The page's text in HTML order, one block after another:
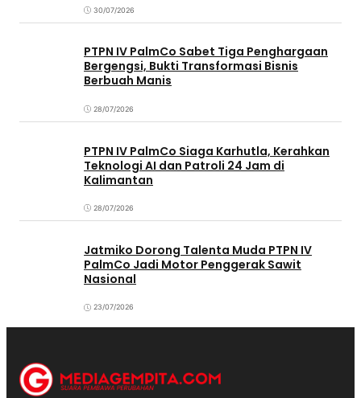
30/07/2026
PTPN IV PalmCo Sabet Tiga Penghargaan
Bergengsi, Bukti Transformasi Bisnis
Berbuah Manis
28/07/2026
PTPN IV PalmCo Siaga Karhutla, Kerahkan
Teknologi AI dan Patroli 24 Jam di
Kalimantan
28/07/2026
Jatmiko Dorong Talenta Muda PTPN IV
PalmCo Jadi Motor Penggerak Sawit
Nasional
23/07/2026